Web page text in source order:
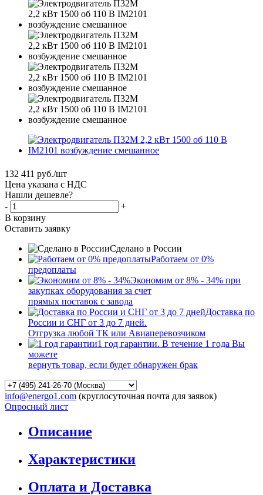
132 411 руб./шт
Цена указана с НДС
Нашли дешевле?
-
+
В корзину
Оставить заявку
Сделано в России
Работаем от 0%
предоплаты
Экономим от 8% - 34% при
закупках оборудования за счет
прямых поставок с завода
Доставка по
России и СНГ от 3 до 7 дней.
Отгрузка любой ТК или Авиаперевозчиком
1 год гарантии. В течение 1 года Вы
можете
вернуть товар, если будет обнаружен брак
info@energo1.com (круглосуточная почта для заявок)
Опросный лист
Описание
Характеристики
Оплата и Доставка